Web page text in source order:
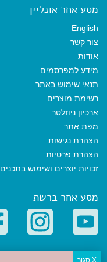
מסע אחר אונליין
English
צור קשר
אודות
מידע למפרסמים
תנאי שימוש באתר
רשימת מוצרים
ארכיון ניוזלטר
מפת אתר
הצהרת נגישות
הצהרת פרטיות
זכויות יוצרים ושימוש בתכנים
מסע אחר ברשת
קטגוריות פופולריות